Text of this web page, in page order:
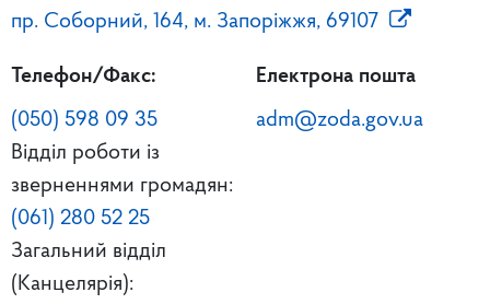
пр. Соборний, 164, м. Запоріжжя, 69107
Телефон/Факс:
(050) 598 09 35
Відділ роботи із
зверненнями громадян:
(061) 280 52 25
Загальний відділ
(Канцелярія):
Електрона пошта
adm@zoda.gov.ua